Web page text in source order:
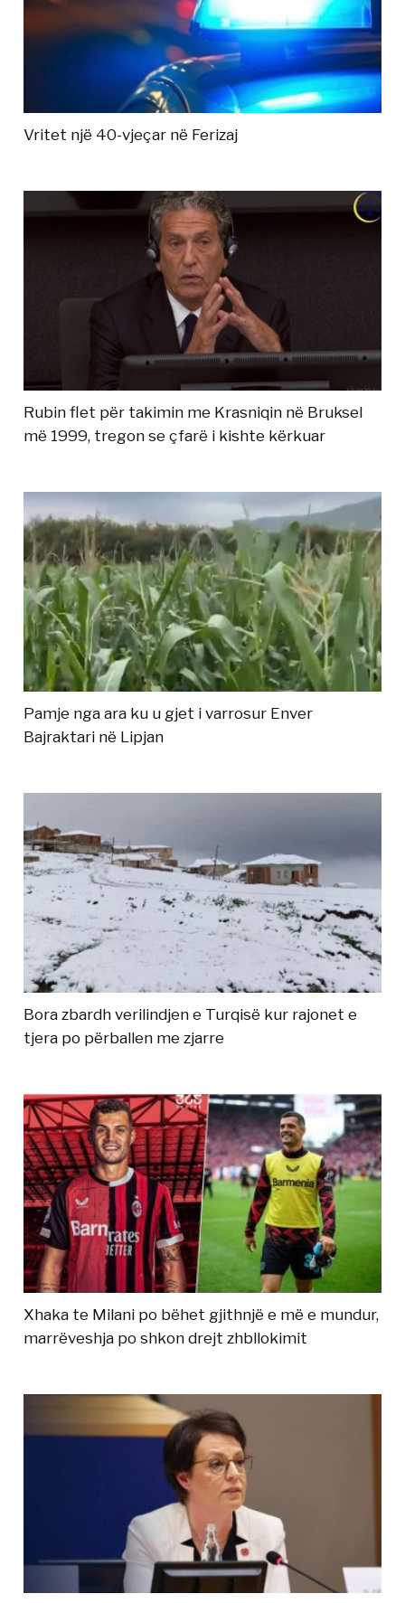
Vritet një 40-vjeçar në Ferizaj
Rubin flet për takimin me Krasniqin në Bruksel
më 1999, tregon se çfarë i kishte kërkuar
Pamje nga ara ku u gjet i varrosur Enver
Bajraktari në Lipjan
Bora zbardh verilindjen e Turqisë kur rajonet e
tjera po përballen me zjarre
Xhaka te Milani po bëhet gjithnjë e më e mundur,
marrëveshja po shkon drejt zhbllokimit